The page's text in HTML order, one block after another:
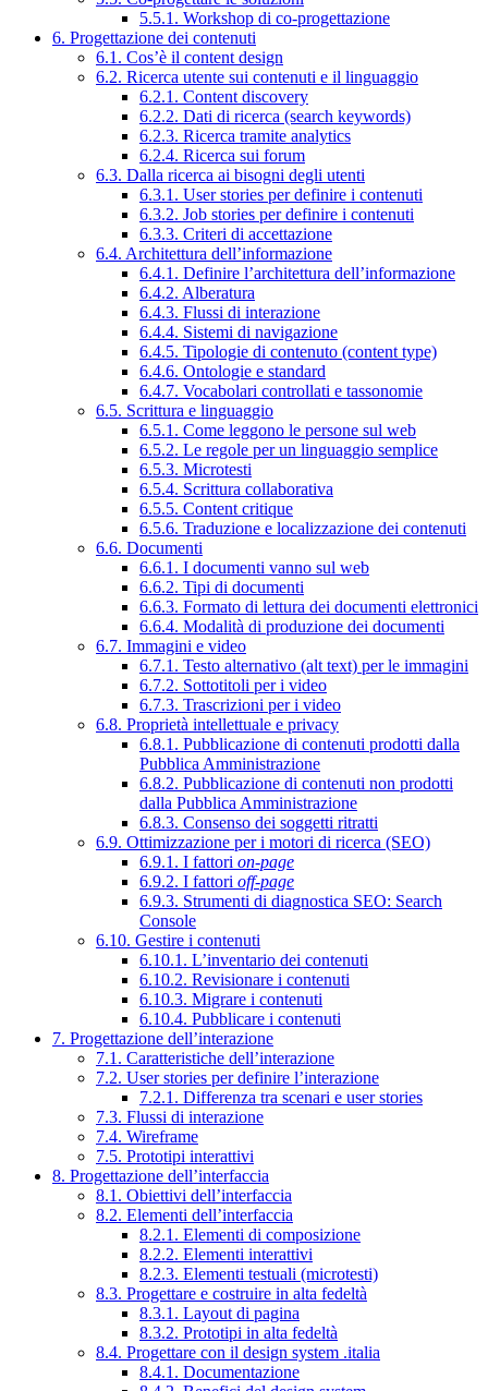
5.5.1. Workshop di co-progettazione
6. Progettazione dei contenuti
6.1. Cos’è il content design
6.2. Ricerca utente sui contenuti e il linguaggio
6.2.1. Content discovery
6.2.2. Dati di ricerca (search keywords)
6.2.3. Ricerca tramite analytics
6.2.4. Ricerca sui forum
6.3. Dalla ricerca ai bisogni degli utenti
6.3.1. User stories per definire i contenuti
6.3.2. Job stories per definire i contenuti
6.3.3. Criteri di accettazione
6.4. Architettura dell’informazione
6.4.1. Definire l’architettura dell’informazione
6.4.2. Alberatura
6.4.3. Flussi di interazione
6.4.4. Sistemi di navigazione
6.4.5. Tipologie di contenuto (content type)
6.4.6. Ontologie e standard
6.4.7. Vocabolari controllati e tassonomie
6.5. Scrittura e linguaggio
6.5.1. Come leggono le persone sul web
6.5.2. Le regole per un linguaggio semplice
6.5.3. Microtesti
6.5.4. Scrittura collaborativa
6.5.5. Content critique
6.5.6. Traduzione e localizzazione dei contenuti
6.6. Documenti
6.6.1. I documenti vanno sul web
6.6.2. Tipi di documenti
6.6.3. Formato di lettura dei documenti elettronici
6.6.4. Modalità di produzione dei documenti
6.7. Immagini e video
6.7.1. Testo alternativo (alt text) per le immagini
6.7.2. Sottotitoli per i video
6.7.3. Trascrizioni per i video
6.8. Proprietà intellettuale e privacy
6.8.1. Pubblicazione di contenuti prodotti dalla
Pubblica Amministrazione
6.8.2. Pubblicazione di contenuti non prodotti
dalla Pubblica Amministrazione
6.8.3. Consenso dei soggetti ritratti
6.9. Ottimizzazione per i motori di ricerca (SEO)
6.9.1. I fattori on-page
6.9.2. I fattori off-page
6.9.3. Strumenti di diagnostica SEO: Search
Console
6.10. Gestire i contenuti
6.10.1. L’inventario dei contenuti
6.10.2. Revisionare i contenuti
6.10.3. Migrare i contenuti
6.10.4. Pubblicare i contenuti
7. Progettazione dell’interazione
7.1. Caratteristiche dell’interazione
7.2. User stories per definire l’interazione
7.2.1. Differenza tra scenari e user stories
7.3. Flussi di interazione
7.4. Wireframe
7.5. Prototipi interattivi
8. Progettazione dell’interfaccia
8.1. Obiettivi dell’interfaccia
8.2. Elementi dell’interfaccia
8.2.1. Elementi di composizione
8.2.2. Elementi interattivi
8.2.3. Elementi testuali (microtesti)
8.3. Progettare e costruire in alta fedeltà
8.3.1. Layout di pagina
8.3.2. Prototipi in alta fedeltà
8.4. Progettare con il design system .italia
8.4.1. Documentazione